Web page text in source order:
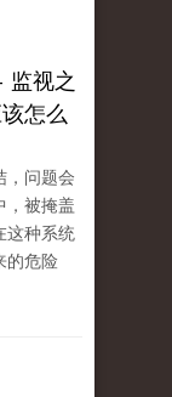
视之
怎么
，问题会
，被掩盖
这种系统
的危险